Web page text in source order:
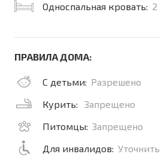
Односпальная кровать: 2
ПРАВИЛА ДОМА:
С детьми: Разрешено
Курить:
Запрещено
Питомцы: Запрещено
Для инвалидов: Уточнить